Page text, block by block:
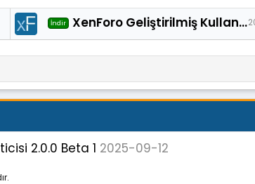
İndir XenForo Geliştirilmiş Kullanıcı Kriterleri 1.0.7
2.0.0 Beta 1 2025-09-12